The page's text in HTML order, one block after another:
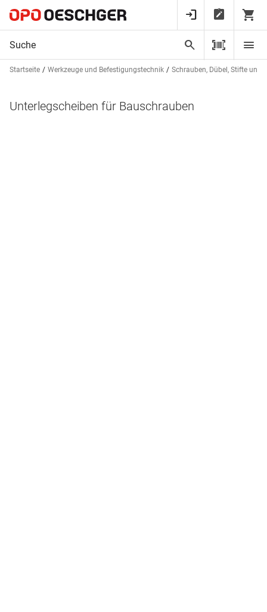
Startseite Werkzeuge und Befestigungstechnik Schrauben, Dübel, Stifte und
Unterlegscheiben für Bauschrauben